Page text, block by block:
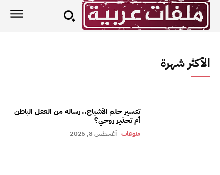
الأكثر شهرة
تفسير حلم الأشباح.. رسالة من العقل الباطن
أم تحذير روحي؟
منوعات أغسطس 8, 2026